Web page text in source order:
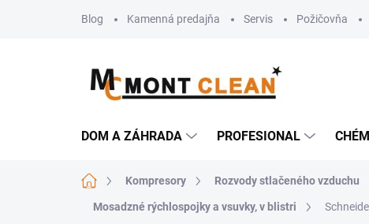
Blog Kamenná predajňa Servis Požičovňa
DOM A ZÁHRADA PROFESIONAL
DomovKompresory Rozvody stlačeného vzduchu
Mosadzné rýchlospojky a vsuvky, v blistri